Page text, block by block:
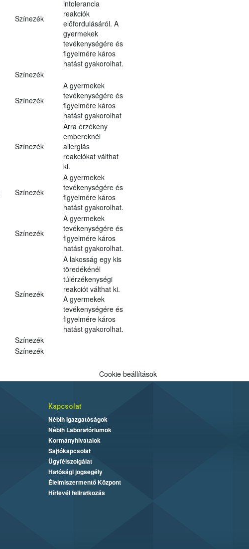
Színezék
intolerancia
reakciók
előfordulásáról. A
gyermekek
tevékenységére és
figyelmére káros
hatást gyakorolhat.
Színezék
Színezék
A gyermekek
tevékenységére és
figyelmére káros
hatást gyakorolhat
Színezék
Arra érzékeny
embereknél
allergiás
reakciókat válthat
ki.
Színezék
A gyermekek
tevékenységére és
figyelmére káros
hatást gyakorolhat.
Színezék
A gyermekek
tevékenységére és
figyelmére káros
hatást gyakorolhat.
Színezék
A lakosság egy kis
töredékénél
túlérzékenységi
reakciót válthat ki.
A gyermekek
tevékenységére és
figyelmére káros
hatást gyakorolhat.
Színezék
Színezék
Cookie beállítások
Kapcsolat
Nébih Igazgatóságok
Nébih Laboratóriumok
Kormányhivatalok
Sajtókapcsolat
Ügyfélszolgálat
Hatósági jogsegély
Élelmiszermentő Központ
Hírlevél feliratkozás